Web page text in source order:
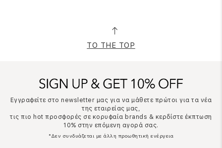
TO THE TOP
Εγγραφείτε στο newsletter μας για να μάθετε πρώτοι για τα νέα
της εταιρείας μας,
τις πιο hot προσφορές σε κορυφαία brands & κερδίστε έκπτωση
10% στην επόμενη αγορά σας.
*Δεν συνδυάζεται με άλλη προωθητική ενέργεια